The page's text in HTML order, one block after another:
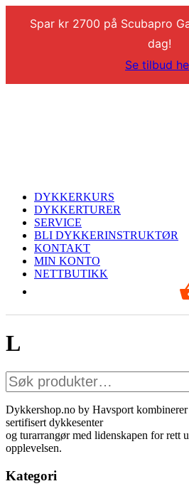
Spar kr 2700 på Scubapro
dag!
Se tilbud
DYKKERKURS
DYKKERTURER
SERVICE
BLI DYKKERINSTRUKTØR
KONTAKT
MIN KONTO
NETTBUTIKK
L
Søk
etter:
Dykkershop.no by Havsport
sertifisert dykkesenter
og turarrangør med lidenskapen for rett
opplevelsen.
Kategori